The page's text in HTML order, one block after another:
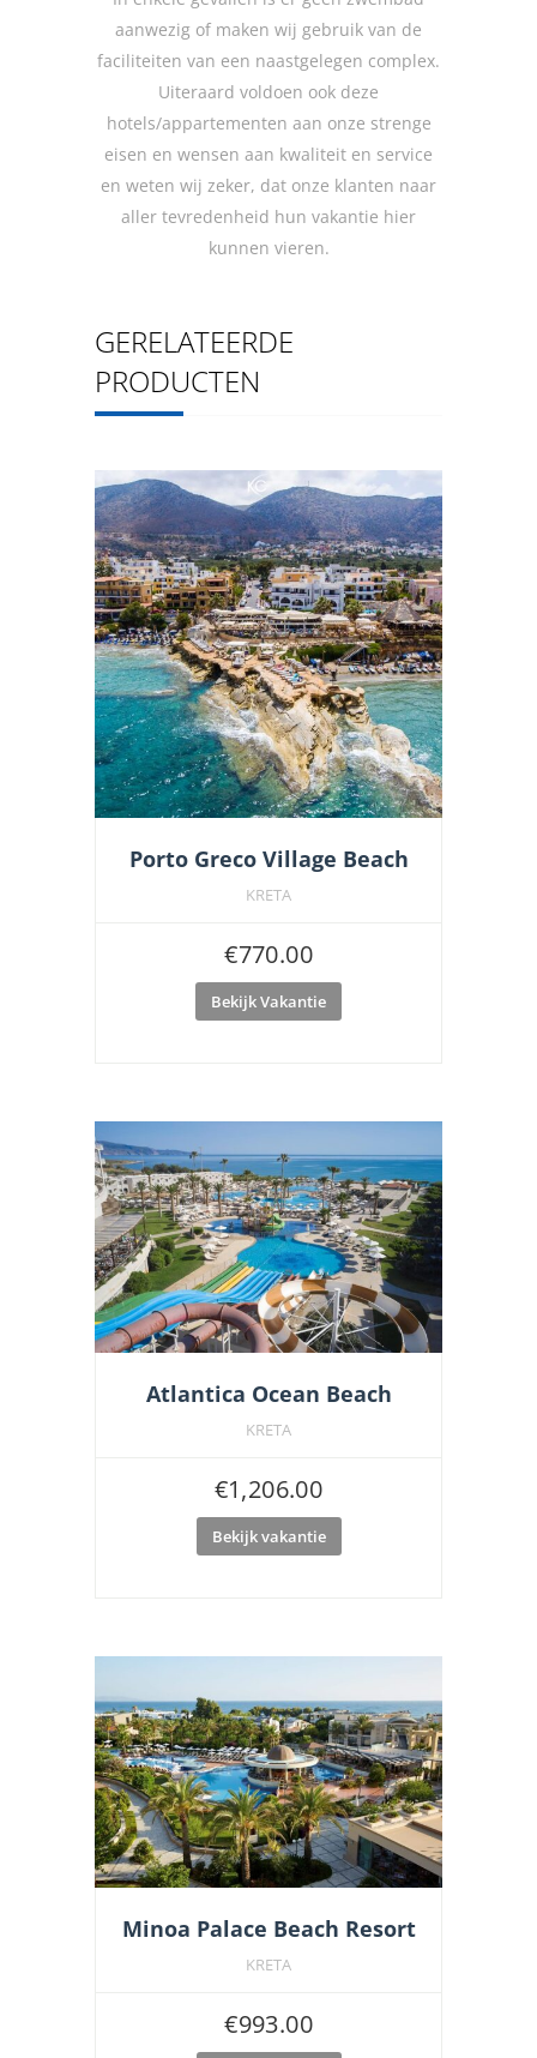
aanwezig of maken wij gebruik van de
faciliteiten van een naastgelegen complex.
Uiteraard voldoen ook deze
hotels/appartementen aan onze strenge
eisen en wensen aan kwaliteit en service
en weten wij zeker, dat onze klanten naar
aller tevredenheid hun vakantie hier
kunnen vieren.
GERELATEERDE
PRODUCTEN
Porto Greco Village Beach
KRETA
€770.00
Bekijk Vakantie
Atlantica Ocean Beach
KRETA
€1,206.00
Bekijk vakantie
Minoa Palace Beach Resort
KRETA
€993.00